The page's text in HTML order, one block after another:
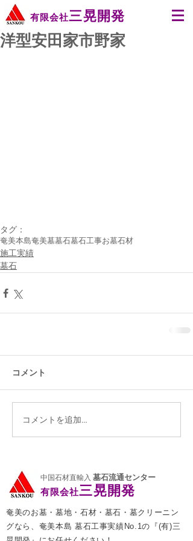
有限会社三晃開発
洋型安田家市野家
タグ：
奄美本島奄美墓墓石墓石工事お墓石材
施工実績
墓石
コメント
コメントを追加…
有限会社三晃開発
中国石材直輸入 墓石流通センター
奄美のお墓・墓地・石材・墓石・墓クリーニン
グなら、奄美本島 墓石工事実績No.1の『(有)三